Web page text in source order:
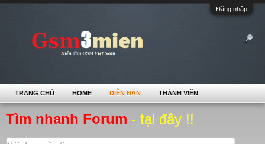
Đăng nhập
Tìm nhanh Forum - tại đây !!
TRANG CHỦ HOME DIỄN ĐÀN THÀNH VIÊN